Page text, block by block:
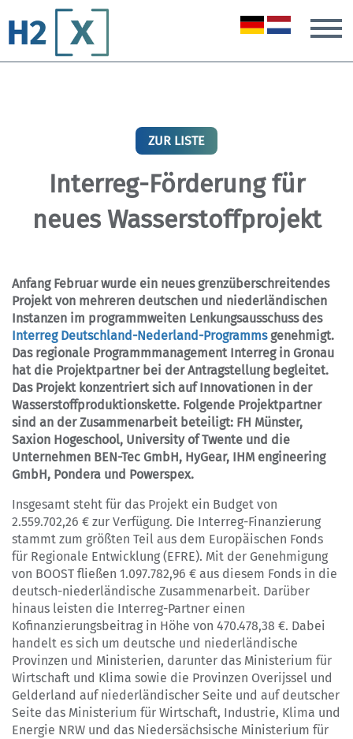
ZUR LISTE
Interreg-Förderung für
neues Wasserstoffprojekt
Anfang Februar wurde ein neues grenzüberschreitendes
Projekt von mehreren deutschen und niederländischen
Instanzen im programmweiten Lenkungsausschuss des
Interreg Deutschland-Nederland-Programmsgenehmigt.
Das regionale Programmmanagement Interreg in Gronau
hat die Projektpartner bei der Antragstellung begleitet.
Das Projekt konzentriert sich auf Innovationen in der
Wasserstoffproduktionskette. Folgende Projektpartner
sind an der Zusammenarbeit beteiligt: FH Münster,
Saxion Hogeschool, University of Twente und die
Unternehmen BEN-Tec GmbH, HyGear, IHM engineering
GmbH, Pondera und Powerspex.
Insgesamt steht für das Projekt ein Budget von
2.559.702,26 € zur Verfügung. Die Interreg-Finanzierung
stammt zum größten Teil aus dem Europäischen Fonds
für Regionale Entwicklung (EFRE). Mit der Genehmigung
von BOOST fließen 1.097.782,96 € aus diesem Fonds in die
deutsch-niederländische Zusammenarbeit. Darüber
hinaus leisten die Interreg-Partner einen
Kofinanzierungsbeitrag in Höhe von 470.478,38 €. Dabei
handelt es sich um deutsche und niederländische
Provinzen und Ministerien, darunter das Ministerium für
Wirtschaft und Klima sowie die Provinzen Overijssel und
Gelderland auf niederländischer Seite und auf deutscher
Seite das Ministerium für Wirtschaft, Industrie, Klima und
Energie NRW und das Niedersächsische Ministerium für